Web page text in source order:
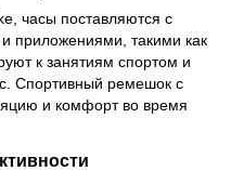
часы поставляются с
приложениями, такими как
к занятиям спортом и
Спортивный ремешок с
и комфорт во время